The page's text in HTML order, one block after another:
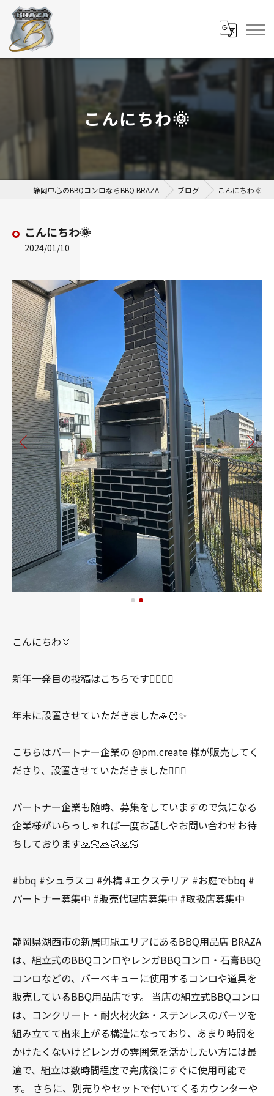
こんにちわ🌞
静岡中心のBBQコンロならBBQ BRAZA ブログ こんにちわ🌞
こんにちわ🌞
2024/01/10
こんにちわ🌞
新年一発目の投稿はこちらです💁🏻‍♀️✨
年末に設置させていただきました🙏🏻✨
こちらはパートナー企業の @pm.create 様が販売してく
ださり、設置させていただきました👍🏻✨
パートナー企業も随時、募集をしていますので気になる
企業様がいらっしゃれば一度お話しやお問い合わせお待
ちしております🙏🏻🙏🏻🙏🏻
#bbq #シュラスコ #外構 #エクステリア #お庭でbbq #
パートナー募集中 #販売代理店募集中 #取扱店募集中
静岡県湖西市の新居町駅エリアにあるBBQ用品店 BRAZA
は、組立式のBBQコンロやレンガBBQコンロ・石膏BBQ
コンロなどの、バーベキューに使用するコンロや道具を
販売しているBBQ用品店です。 当店の組立式BBQコンロ
は、コンクリート・耐火材火鉢・ステンレスのパーツを
組み立てて出来上がる構造になっており、あまり時間を
かけたくないけどレンガの雰囲気を活かしたい方には最
適で、組立は数時間程度で完成後にすぐに使用可能で
す。 さらに、別売りやセットで付いてくるカウンターや